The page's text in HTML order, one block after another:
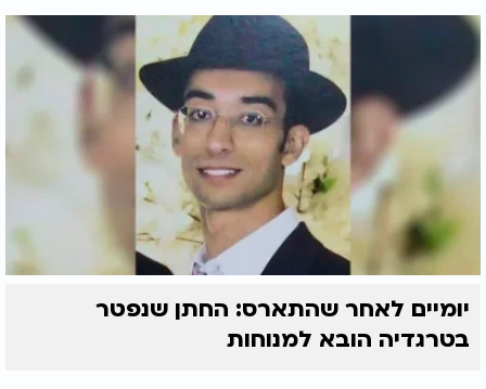
יומיים לאחר שהתארס: החתן שנפטר
בטרגדיה הובא למנוחות